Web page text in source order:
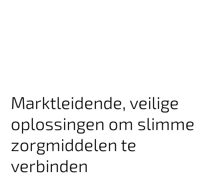
Marktleidende, veilige
oplossingen om slimme
zorgmiddelen te
verbinden